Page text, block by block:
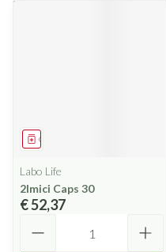
Geneesmiddel
Labo Life
2lmici Caps 30
€ 52,37